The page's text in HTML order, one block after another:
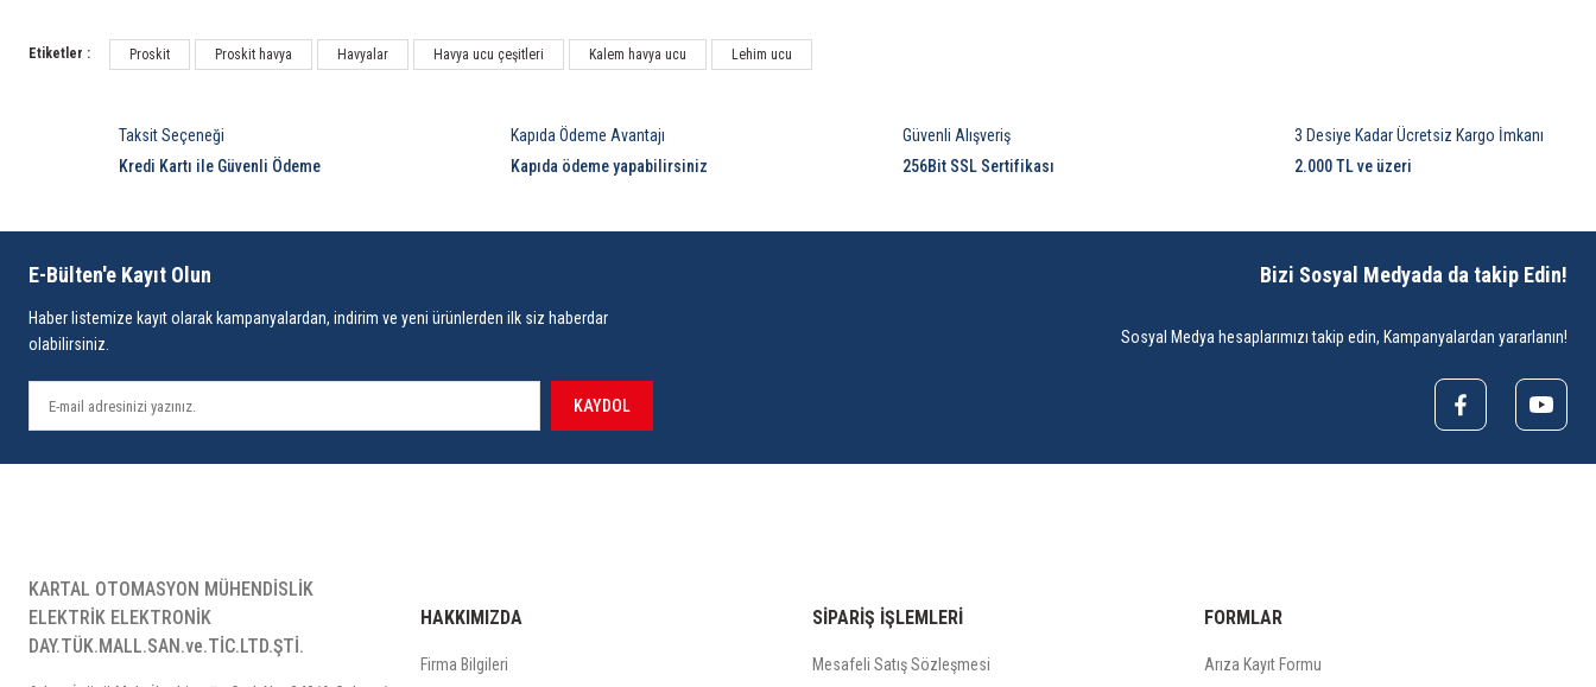
Etiketler : Proskit Proskit havya Havyalar Havya ucu çeşitleri Kalem havya ucu Lehim ucu
3 Desiye Kadar Ücretsiz Kargo İmkanı
2.000 TL ve üzeri
Kapıda Ödeme Avantajı
Kapıda ödeme yapabilirsiniz
Güvenli Alışveriş
256Bit SSL Sertifikası
Taksit Seçeneği
Kredi Kartı ile Güvenli Ödeme
E-Bülten'e Kayıt Olun
Haber listemize kayıt olarak kampanyalardan, indirim ve yeni ürünlerden ilk siz haberdar
olabilirsiniz.
KAYDOL
Bizi Sosyal Medyada da takip Edin!
Sosyal Medya hesaplarımızı takip edin, Kampanyalardan yararlanın!
KARTAL OTOMASYON MÜHENDİSLİK
ELEKTRİK ELEKTRONİK
DAY.TÜK.MALL.SAN.ve.TİC.LTD.ŞTİ.
HAKKIMIZDA
Firma Bilgileri
SİPARİŞ İŞLEMLERİ
Mesafeli Satış Sözleşmesi
FORMLAR
Arıza Kayıt Formu